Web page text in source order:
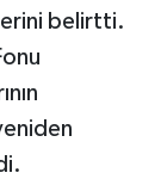
belirtti.